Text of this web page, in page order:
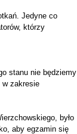
Jedyne co
którzy
stanu nie będziemy
w zakresie
było
aby egzamin się